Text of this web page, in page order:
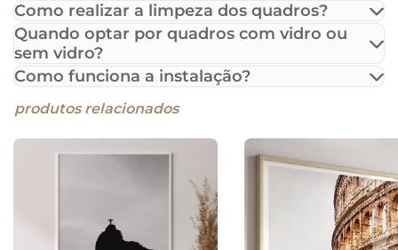
Como realizar a limpeza dos quadros?
Quando optar por quadros com vidro ou
sem vidro?
Como funciona a instalação?
produtos relacionados